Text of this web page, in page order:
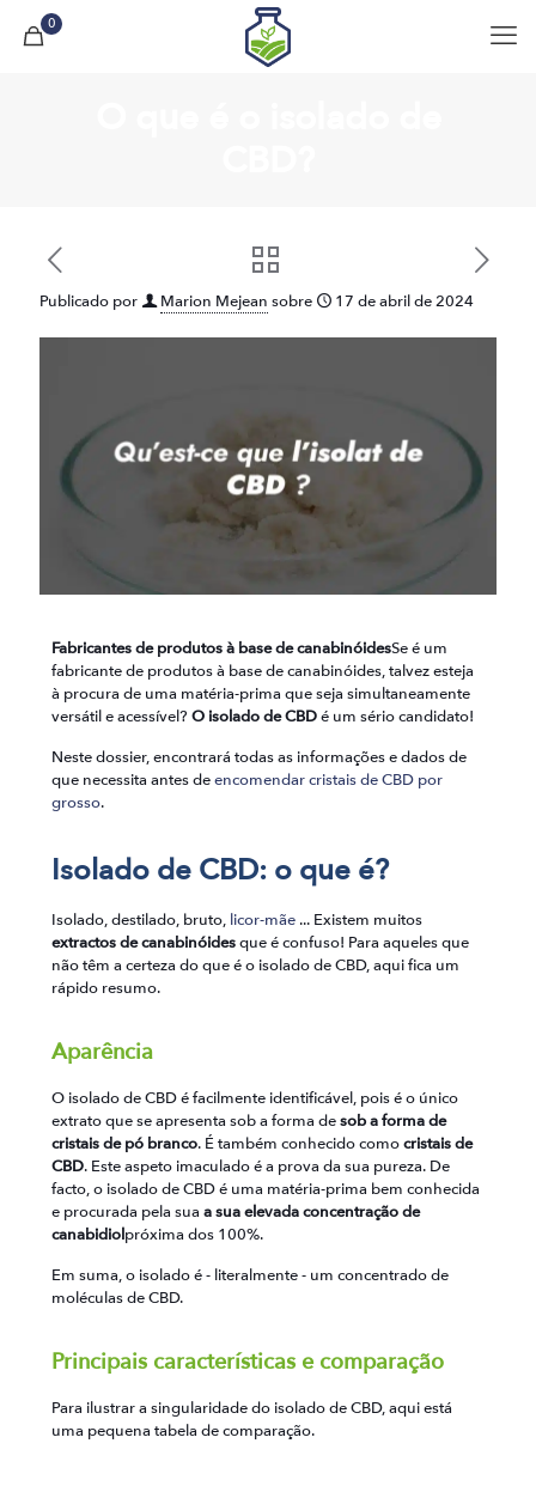
0
Publicado por Marion Mejean sobre 17 de abril de 2024
Fabricantes de produtos à base de canabinóidesSe é um
fabricante de produtos à base de canabinóides, talvez esteja
à procura de uma matéria-prima que seja simultaneamente
versátil e acessível? O isolado de CBDé um sério candidato!
Neste dossier, encontrará todas as informações e dados de
que necessita antes deencomendar cristais de CBD por
grosso.
Isolado de CBD: o que é?
Isolado, destilado, bruto, licor-mãe ... Existem muitos
extractos de canabinóidesque é confuso! Para aqueles que
não têm a certeza do que é o isolado de CBD, aqui fica um
rápido resumo.
Aparência
O isolado de CBD é facilmente identificável, pois é o único
extrato que se apresenta sob a forma desob a forma de
cristais de pó branco. É também conhecido comocristais de
CBD. Este aspeto imaculado é a prova da sua pureza. De
facto, o isolado de CBD é uma matéria-prima bem conhecida
e procurada pela sua a sua elevada concentração de
canabidiolpróxima dos 100%.
Em suma, o isolado é - literalmente - um concentrado de
moléculas de CBD.
Principais características e comparação
Para ilustrar a singularidade do isolado de CBD, aqui está
uma pequena tabela de comparação.